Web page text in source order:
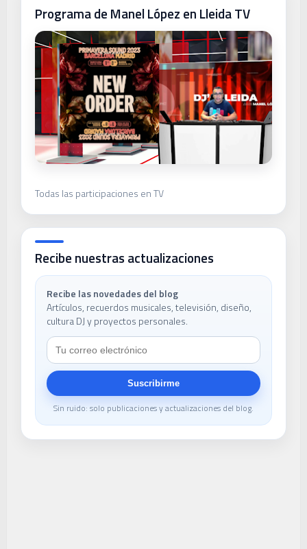
Programa de Manel López en Lleida TV
Todas las participaciones en TV
Recibe nuestras actualizaciones
Recibe las novedades del blog
Artículos, recuerdos musicales, televisión, diseño,
cultura DJ y proyectos personales.
Suscribirme
Sin ruido: solo publicaciones y actualizaciones del blog.